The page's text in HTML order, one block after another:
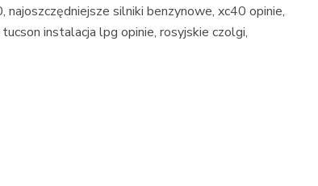
silniki benzynowe, xc40 opinie,
instalacja lpg opinie, rosyjskie czolgi,